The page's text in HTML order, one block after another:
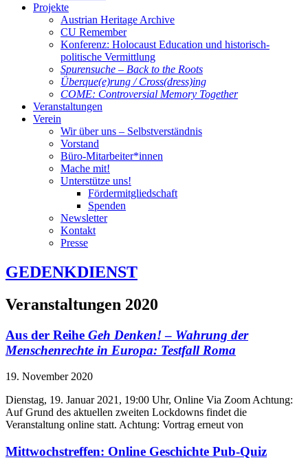
Projekte
Austrian Heritage Archive
CU Remember
Konferenz: Holocaust Education und historisch-
politische Vermittlung
Spurensuche – Back to the Roots
Überque(e)rung / Cross(dress)ing
COME: Controversial Memory Together
Veranstaltungen
Verein
Wir über uns – Selbstverständnis
Vorstand
Büro-Mitarbeiter*innen
Mache mit!
Unterstütze uns!
Fördermitgliedschaft
Spenden
Newsletter
Kontakt
Presse
GEDENKDIENST
Veranstaltungen 2020
Aus der Reihe Geh Denken!– Wahrung der
Menschenrechte in Europa: Testfall Roma
19. November 2020
Dienstag, 19. Januar 2021, 19:00 Uhr, Online Via Zoom Achtung:
Auf Grund des aktuellen zweiten Lockdowns findet die
Veranstaltung online statt. Achtung: Vortrag erneut von
Mittwochstreffen: Online Geschichte Pub-Quiz